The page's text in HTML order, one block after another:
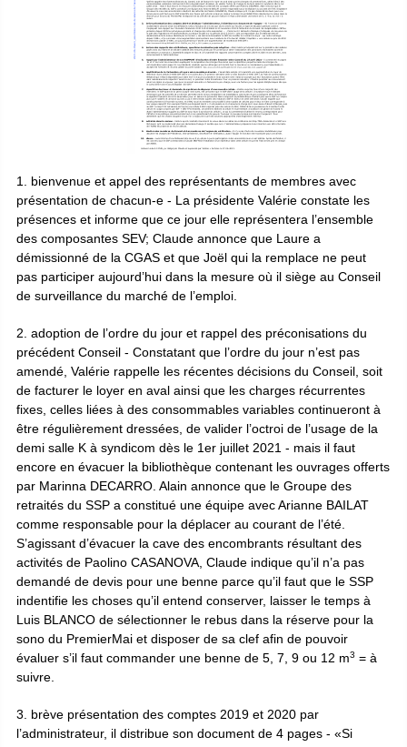
1. bienvenue et appel des représentants de membres avec
présentation de chacun-e - La présidente Valérie constate les
présences et informe que ce jour elle représentera l’ensemble
des composantes SEV; Claude annonce que Laure a
démissionné de la CGAS et que Joël qui la remplace ne peut
pas participer aujourd’hui dans la mesure où il siège au Conseil
de surveillance du marché de l’emploi.
2. adoption de l’ordre du jour et rappel des préconisations du
précédent Conseil - Constatant que l’ordre du jour n’est pas
amendé, Valérie rappelle les récentes décisions du Conseil, soit
de facturer le loyer en aval ainsi que les charges récurrentes
fixes, celles liées à des consommables variables continueront à
être régulièrement dressées, de valider l’octroi de l’usage de la
demi salle K à syndicom dès le 1er juillet 2021 - mais il faut
encore en évacuer la bibliothèque contenant les ouvrages offerts
par Marinna DECARRO. Alain annonce que le Groupe des
retraités du SSP a constitué une équipe avec Arianne BAILAT
comme responsable pour la déplacer au courant de l’été.
S’agissant d’évacuer la cave des encombrants résultant des
activités de Paolino CASANOVA, Claude indique qu’il n’a pas
demandé de devis pour une benne parce qu’il faut que le SSP
indentifie les choses qu’il entend conserver, laisser le temps à
Luis BLANCO de sélectionner le rebus dans la réserve pour la
sono du PremierMai et disposer de sa clef afin de pouvoir
évaluer s’il faut commander une benne de 5, 7, 9 ou 12 m3 = à
suivre.
3. brève présentation des comptes 2019 et 2020 par
l’administrateur, il distribue son document de 4 pages - «Si